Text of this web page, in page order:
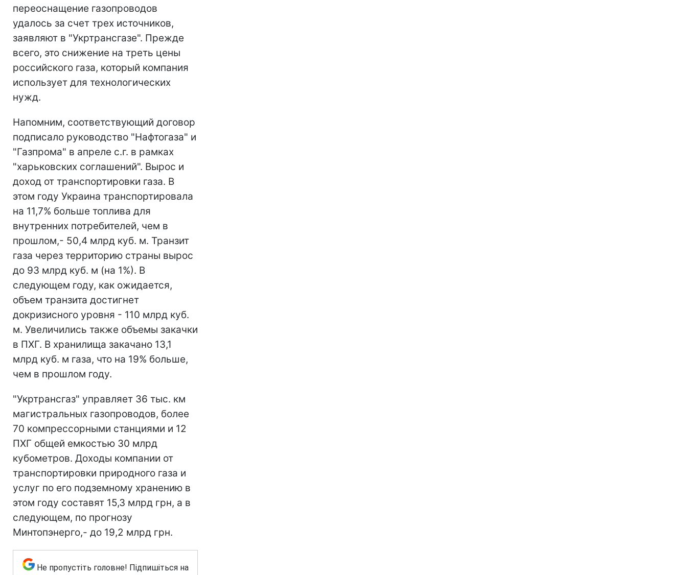
переоснащение газопроводов
удалось за счет трех источников,
заявляют в "Укртрансгазе". Прежде
всего, это снижение на треть цены
российского газа, который компания
использует для технологических
нужд.
Напомним, соответствующий договор
подписало руководство "Нафтогаза" и
"Газпрома" в апреле с.г. в рамках
"харьковских соглашений". Вырос и
доход от транспортировки газа. В
этом году Украина транспортировала
на 11,7% больше топлива для
внутренних потребителей, чем в
прошлом,- 50,4 млрд куб. м. Транзит
газа через территорию страны вырос
до 93 млрд куб. м (на 1%). В
следующем году, как ожидается,
объем транзита достигнет
докризисного уровня - 110 млрд куб.
м. Увеличились также объемы закачки
в ПХГ. В хранилища закачано 13,1
млрд куб. м газа, что на 19% больше,
чем в прошлом году.
"Укртрансгаз" управляет 36 тыс. км
магистральных газопроводов, более
70 компрессорными станциями и 12
ПХГ общей емкостью 30 млрд
кубометров. Доходы компании от
транспортировки природного газа и
услуг по его подземному хранению в
этом году составят 15,3 млрд грн, а в
следующем, по прогнозу
Минтопэнерго,- до 19,2 млрд грн.
Не пропустіть головне! Підпишіться на